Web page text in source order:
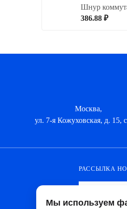
Шнур
386.88 ₽
Москва,
ул. 7-я Кожуховская, д. 15,
РАССЫЛКА
Мы используем